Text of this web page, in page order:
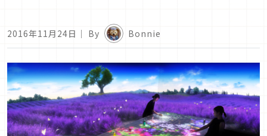
2016年11月24日 ｜ By Bonnie